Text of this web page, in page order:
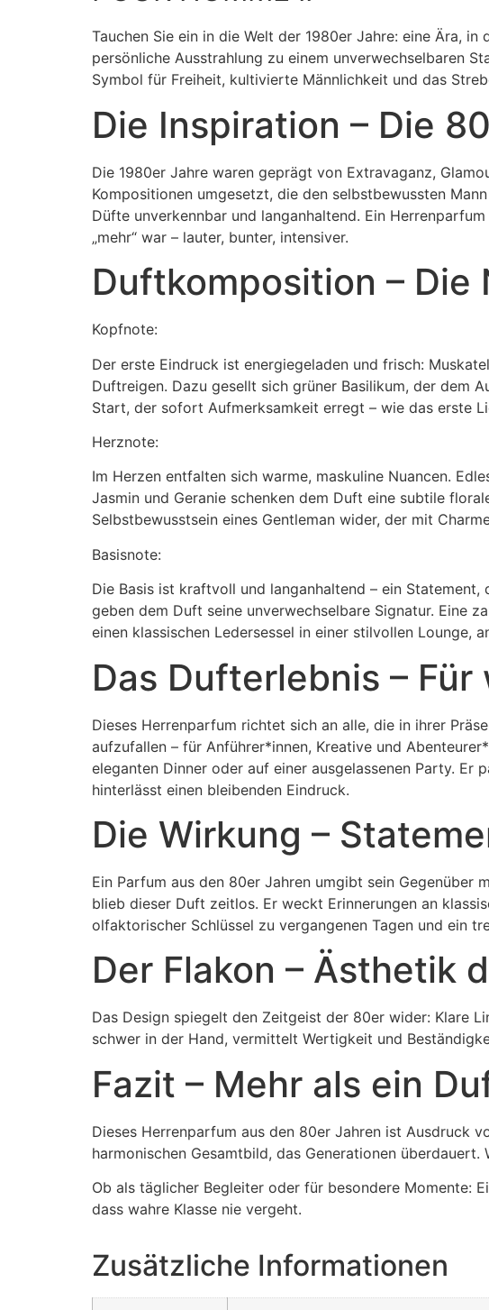
Tauchen Sie ein in die Welt der 1980er Jahre: eine Ära,
persönliche Ausstrahlung zu einem unverwechselbaren
Symbol für Freiheit, kultivierte Männlichkeit und das
Die Inspiration – Die
Die 1980er Jahre waren geprägt von Extravaganz,
Kompositionen umgesetzt, die den selbstbewussten
Düfte unverkennbar und langanhaltend. Ein
„mehr“ war – lauter, bunter, intensiver.
Duftkomposition – Die
Kopfnote:
Der erste Eindruck ist energiegeladen und frisch:
Duftreigen. Dazu gesellt sich grüner Basilikum, der dem
Start, der sofort Aufmerksamkeit erregt – wie das erste
Herznote:
Im Herzen entfalten sich warme, maskuline Nuancen.
Jasmin und Geranie schenken dem Duft eine subtile
Selbstbewusstsein eines Gentleman wider, der mit
Basisnote:
Die Basis ist kraftvoll und langanhaltend – ein
geben dem Duft seine unverwechselbare Signatur. Eine
einen klassischen Ledersessel in einer stilvollen Lounge,
Das Dufterlebnis –
Dieses Herrenparfum richtet sich an alle, die in ihrer
aufzufallen – für Anführer*innen, Kreative und
eleganten Dinner oder auf einer ausgelassenen Party.
hinterlässt einen bleibenden Eindruck.
Die Wirkung –
Ein Parfum aus den 80er Jahren umgibt sein Gegenüber
blieb dieser Duft zeitlos. Er weckt Erinnerungen an
olfaktorischer Schlüssel zu vergangenen Tagen und ein
Der Flakon – Ästhetik
Das Design spiegelt den Zeitgeist der 80er wider: Klare
schwer in der Hand, vermittelt Wertigkeit und
Fazit – Mehr als ein
Dieses Herrenparfum aus den 80er Jahren ist Ausdruck
harmonischen Gesamtbild, das Generationen
Ob als täglicher Begleiter oder für besondere Momente:
dass wahre Klasse nie vergeht.
Zusätzliche Informationen